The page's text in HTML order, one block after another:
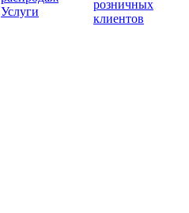
Услуги
розничных
клиентов